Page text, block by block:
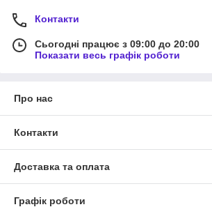
Контакти
Сьогодні працює з 09:00 до 20:00
Показати весь графік роботи
Про нас
Контакти
Доставка та оплата
Графік роботи